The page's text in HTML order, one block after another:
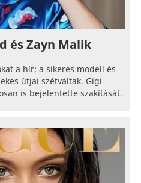
és Zayn Malik
a hír: a sikeres modell és
útjai szétváltak. Gigi
is bejelentette szakítását.